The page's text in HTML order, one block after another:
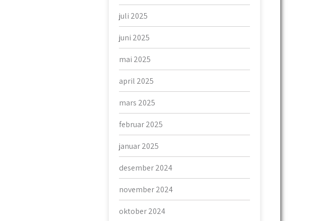
juli 2025
juni 2025
mai 2025
april 2025
mars 2025
februar 2025
januar 2025
desember 2024
november 2024
oktober 2024